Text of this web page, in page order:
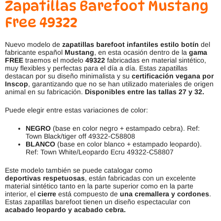
Zapatillas Barefoot Mustang
Free 49322
Nuevo modelo de zapatillas barefoot infantiles estilo botín del
fabricante español Mustang, en esta ocasión dentro de la gama
FREE traemos el modelo 49322 fabricadas en material sintético,
muy flexibles y perfectas para el día a día. Estas zapatillas
destacan por su diseño minimalista y su certificación vegana por
Inscop, garantizando que no se han utilizado materiales de origen
animal en su fabricación. Disponibles entre las tallas 27 y 32.
Puede elegir entre estas variaciones de color:
NEGRO (base en color negro + estampado cebra). Ref:
Town Black/tiger off 49322-C58808
BLANCO (base en color blanco + estampado leopardo).
Ref: Town White/Leopardo Ecru 49322-C58807
Este modelo también se puede catalogar como
deportivas respetuosas, están fabricadas con un excelente
material sintético tanto en la parte superior como en la parte
interior, el cierre está compuesto de una cremallera y cordones.
Estas zapatillas barefoot tienen un diseño espectacular con
acabado leopardo y acabado cebra.